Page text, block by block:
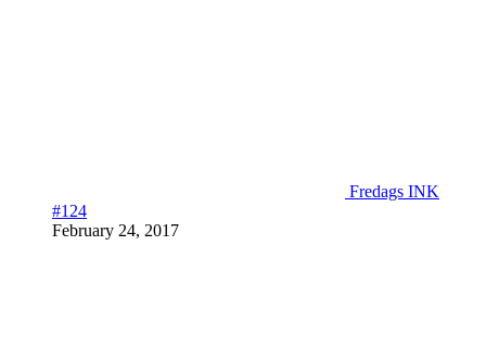
Fredags INK
#124
February 24, 2017